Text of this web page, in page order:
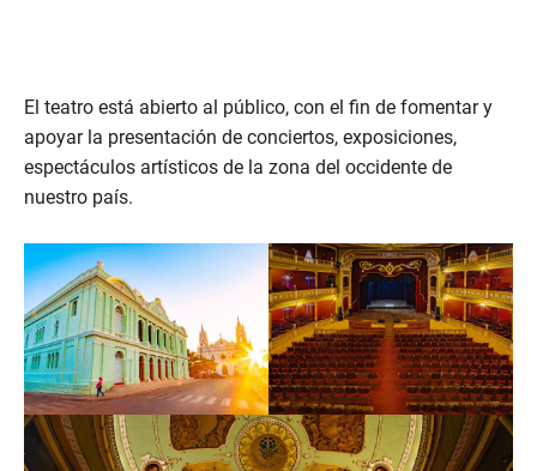
El teatro está abierto al público, con el fin de fomentar y
apoyar la presentación de conciertos, exposiciones,
espectáculos artísticos de la zona del occidente de
nuestro país.